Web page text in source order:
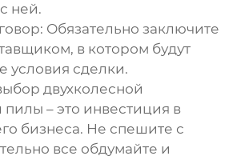
ней.
Обязательно заключите
в котором будут
условия сделки.
двухколесной
пилы – это инвестиция в
бизнеса. Не спешите с
все обдумайте и